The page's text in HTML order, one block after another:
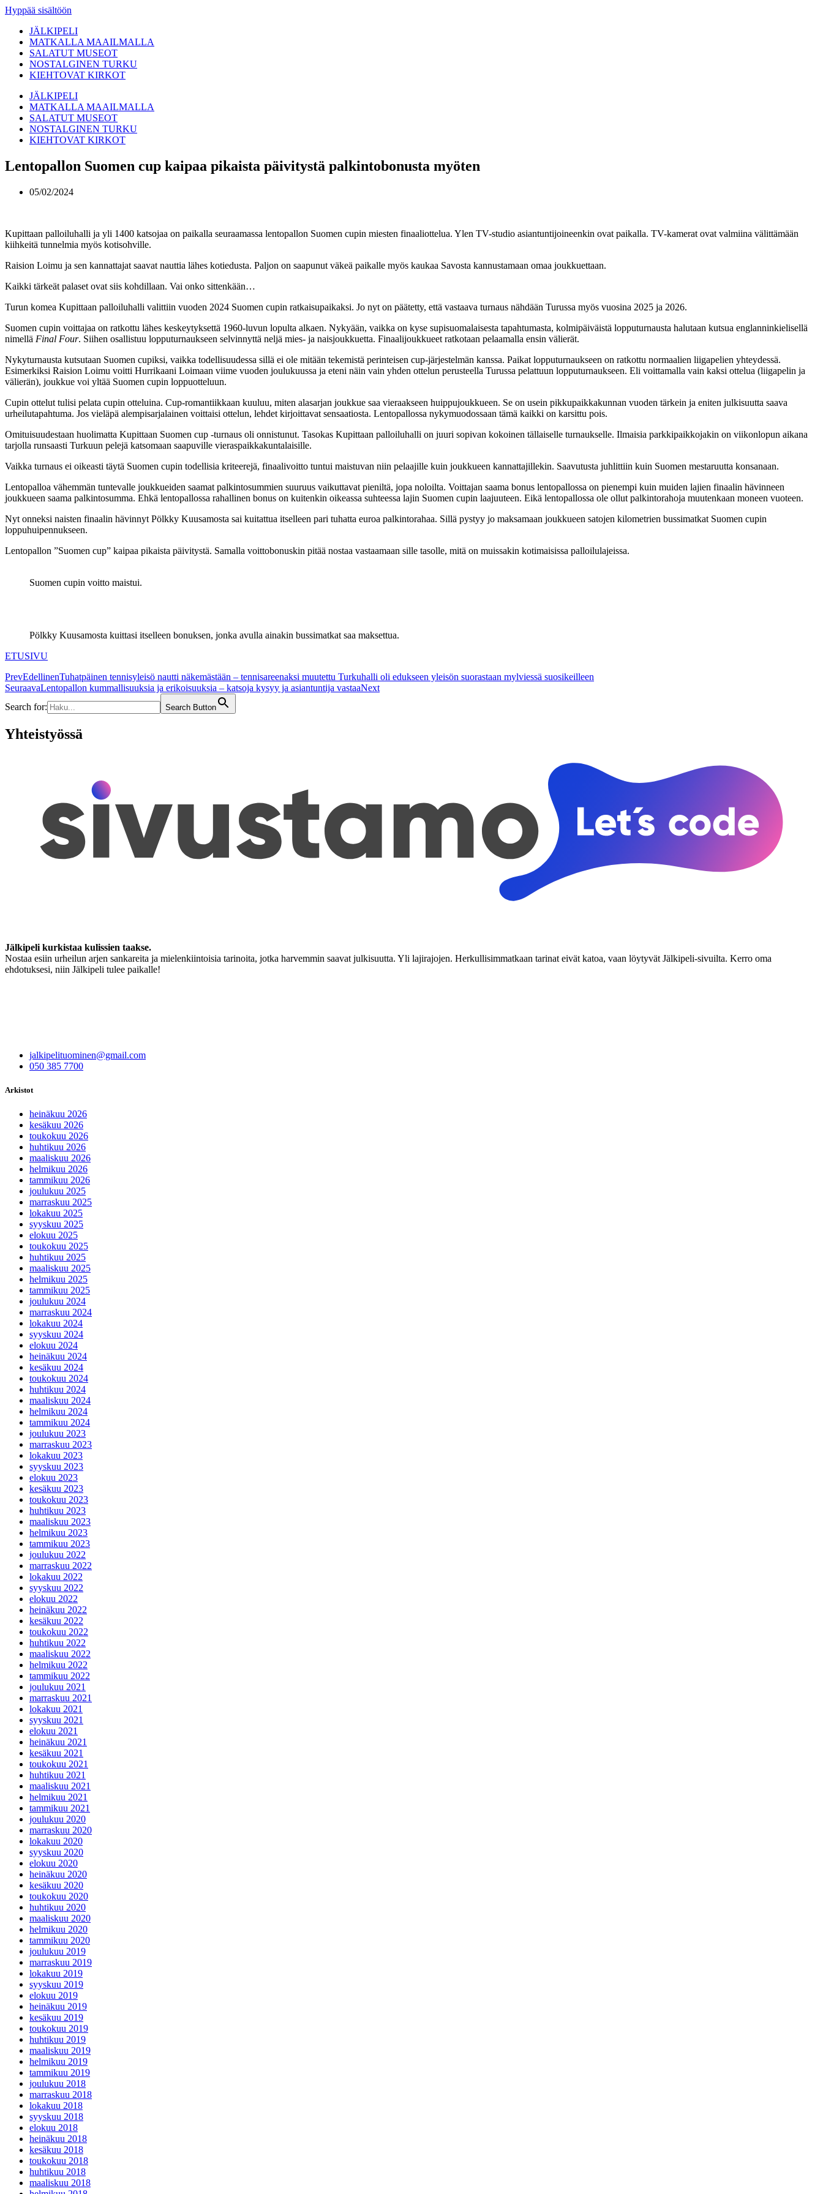
Hyppää sisältöön
JÄLKIPELI
MATKALLA MAAILMALLA
SALATUT MUSEOT
NOSTALGINEN TURKU
KIEHTOVAT KIRKOT
JÄLKIPELI
MATKALLA MAAILMALLA
SALATUT MUSEOT
NOSTALGINEN TURKU
KIEHTOVAT KIRKOT
Lentopallon Suomen cup kaipaa pikaista päivitystä palkintobonusta myöten
05/02/2024
Kupittaan palloiluhalli ja yli 1400 katsojaa on paikalla seuraamassa lentopallon Suomen cupin miesten finaaliottelua. Ylen TV-studio asiantuntijoineenkin ovat paikalla. TV-kamerat ovat valmiina välittämään
kiihkeitä tunnelmia myös kotisohville.
Raision Loimu ja sen kannattajat saavat nauttia lähes kotiedusta. Paljon on saapunut väkeä paikalle myös kaukaa Savosta kannustamaan omaa joukkuettaan.
Kaikki tärkeät palaset ovat siis kohdillaan. Vai onko sittenkään…
Turun komea Kupittaan palloiluhalli valittiin vuoden 2024 Suomen cupin ratkaisupaikaksi. Jo nyt on päätetty, että vastaava turnaus nähdään Turussa myös vuosina 2025 ja 2026.
Suomen cupin voittajaa on ratkottu lähes keskeytyksettä 1960-luvun lopulta alkaen. Nykyään, vaikka on kyse supisuomalaisesta tapahtumasta, kolmipäiväistä lopputurnausta halutaan kutsua englanninkielisellä
nimellä Final Four. Siihen osallistuu lopputurnaukseen selvinnyttä neljä mies- ja naisjoukkuetta. Finaalijoukkueet ratkotaan pelaamalla ensin välierät.
Nykyturnausta kutsutaan Suomen cupiksi, vaikka todellisuudessa sillä ei ole mitään tekemistä perinteisen cup-järjestelmän kanssa. Paikat lopputurnaukseen on ratkottu normaalien liigapelien yhteydessä.
Esimerkiksi Raision Loimu voitti Hurrikaani Loimaan viime vuoden joulukuussa ja eteni näin vain yhden ottelun perusteella Turussa pelattuun lopputurnaukseen. Eli voittamalla vain kaksi ottelua (liigapelin ja
välierän), joukkue voi yltää Suomen cupin loppuotteluun.
Cupin ottelut tulisi pelata cupin otteluina. Cup-romantiikkaan kuuluu, miten alasarjan joukkue saa vieraakseen huippujoukkueen. Se on usein pikkupaikkakunnan vuoden tärkein ja eniten julkisuutta saava
urheilutapahtuma. Jos vieläpä alempisarjalainen voittaisi ottelun, lehdet kirjoittavat sensaatiosta. Lentopallossa nykymuodossaan tämä kaikki on karsittu pois.
Omituisuudestaan huolimatta Kupittaan Suomen cup -turnaus oli onnistunut. Tasokas Kupittaan palloiluhalli on juuri sopivan kokoinen tällaiselle turnaukselle. Ilmaisia parkkipaikkojakin on viikonlopun aikana
tarjolla runsaasti Turkuun pelejä katsomaan saapuville vieraspaikkakuntalaisille.
Vaikka turnaus ei oikeasti täytä Suomen cupin todellisia kriteerejä, finaalivoitto tuntui maistuvan niin pelaajille kuin joukkueen kannattajillekin. Saavutusta juhlittiin kuin Suomen mestaruutta konsanaan.
Lentopalloa vähemmän tuntevalle joukkueiden saamat palkintosummien suuruus vaikuttavat pieniltä, jopa noloilta. Voittajan saama bonus lentopallossa on pienempi kuin muiden lajien finaalin hävinneen
joukkueen saama palkintosumma. Ehkä lentopallossa rahallinen bonus on kuitenkin oikeassa suhteessa lajin Suomen cupin laajuuteen. Eikä lentopallossa ole ollut palkintorahoja muutenkaan moneen vuoteen.
Nyt onneksi naisten finaalin hävinnyt Pölkky Kuusamosta sai kuitattua itselleen pari tuhatta euroa palkintorahaa. Sillä pystyy jo maksamaan joukkueen satojen kilometrien bussimatkat Suomen cupin
loppuhuipennukseen.
Lentopallon ”Suomen cup” kaipaa pikaista päivitystä. Samalla voittobonuskin pitää nostaa vastaamaan sille tasolle, mitä on muissakin kotimaisissa palloilulajeissa.
Suomen cupin voitto maistui.
Pölkky Kuusamosta kuittasi itselleen bonuksen, jonka avulla ainakin bussimatkat saa maksettua.
ETUSIVU
PrevEdellinenTuhatpäinen tennisyleisö nautti näkemästään – tennisareenaksi muutettu Turkuhalli oli edukseen yleisön suorastaan mylviessä suosikeilleen
SeuraavaLentopallon kummallisuuksia ja erikoisuuksia – katsoja kysyy ja asiantuntija vastaaNext
Search for:
Search Button
Yhteistyössä
Jälkipeli kurkistaa kulissien taakse.
Nostaa esiin urheilun arjen sankareita ja mielenkiintoisia tarinoita, jotka harvemmin saavat julkisuutta. Yli lajirajojen. Herkullisimmatkaan tarinat eivät katoa, vaan löytyvät Jälkipeli-sivuilta. Kerro oma
ehdotuksesi, niin Jälkipeli tulee paikalle!
jalkipelituominen@gmail.com
050 385 7700
Arkistot
heinäkuu 2026
kesäkuu 2026
toukokuu 2026
huhtikuu 2026
maaliskuu 2026
helmikuu 2026
tammikuu 2026
joulukuu 2025
marraskuu 2025
lokakuu 2025
syyskuu 2025
elokuu 2025
toukokuu 2025
huhtikuu 2025
maaliskuu 2025
helmikuu 2025
tammikuu 2025
joulukuu 2024
marraskuu 2024
lokakuu 2024
syyskuu 2024
elokuu 2024
heinäkuu 2024
kesäkuu 2024
toukokuu 2024
huhtikuu 2024
maaliskuu 2024
helmikuu 2024
tammikuu 2024
joulukuu 2023
marraskuu 2023
lokakuu 2023
syyskuu 2023
elokuu 2023
kesäkuu 2023
toukokuu 2023
huhtikuu 2023
maaliskuu 2023
helmikuu 2023
tammikuu 2023
joulukuu 2022
marraskuu 2022
lokakuu 2022
syyskuu 2022
elokuu 2022
heinäkuu 2022
kesäkuu 2022
toukokuu 2022
huhtikuu 2022
maaliskuu 2022
helmikuu 2022
tammikuu 2022
joulukuu 2021
marraskuu 2021
lokakuu 2021
syyskuu 2021
elokuu 2021
heinäkuu 2021
kesäkuu 2021
toukokuu 2021
huhtikuu 2021
maaliskuu 2021
helmikuu 2021
tammikuu 2021
joulukuu 2020
marraskuu 2020
lokakuu 2020
syyskuu 2020
elokuu 2020
heinäkuu 2020
kesäkuu 2020
toukokuu 2020
huhtikuu 2020
maaliskuu 2020
helmikuu 2020
tammikuu 2020
joulukuu 2019
marraskuu 2019
lokakuu 2019
syyskuu 2019
elokuu 2019
heinäkuu 2019
kesäkuu 2019
toukokuu 2019
huhtikuu 2019
maaliskuu 2019
helmikuu 2019
tammikuu 2019
joulukuu 2018
marraskuu 2018
lokakuu 2018
syyskuu 2018
elokuu 2018
heinäkuu 2018
kesäkuu 2018
toukokuu 2018
huhtikuu 2018
maaliskuu 2018